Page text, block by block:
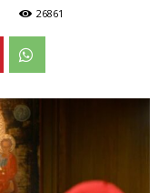
26861